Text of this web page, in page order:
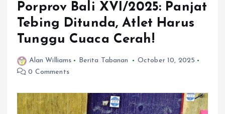
Porprov Bali XVI/2025: Panjat
Tebing Ditunda, Atlet Harus
Tunggu Cuaca Cerah!
Alan Williams Berita Tabanan
October 10, 2025
0 Comments